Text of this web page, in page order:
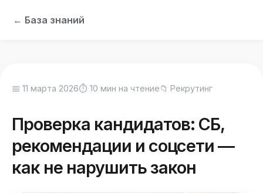
← База знаний
📅 11 марта 2026⏱ 10 мин на чтение📁 Рекрутинг
Проверка кандидатов: СБ,
рекомендации и соцсети —
как не нарушить закон